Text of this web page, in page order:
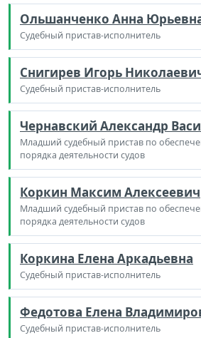
Ольшанченко Анна
Судебный пристав-исполнитель
Снигирев Игорь
Судебный пристав-исполнитель
Чернавский Александр
Младший судебный пристав по
порядка деятельности судов
Коркин Максим Алексеевич
Младший судебный пристав по
порядка деятельности судов
Коркина Елена Аркадьевна
Судебный пристав-исполнитель
Федотова Елена
Судебный пристав-исполнитель